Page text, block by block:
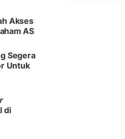
Akses
AS
Segera
Untuk
di